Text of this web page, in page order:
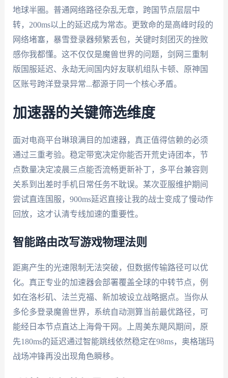
地球半圈。普通网络路径杂乱无章，跨国节点层层中
转，200ms以上的延迟成为常态。更致命的是高峰时段的
网络堵塞，暴雪登录器频繁丢包，关键时刻团灭的挫败
感你我都懂。这不仅仅是魔兽世界的问题，剑网三重制
版国服延迟、永劫无间国内好友联机组队卡顿、原神国
区账号跨洋登录异常...都源于同一个核心矛盾。
加速器的关键筛选维度
面对电商平台琳琅满目的加速器，真正值得信赖的必须
通过三重考验。稳定带宽决定你能否开荒史诗团本，节
点数量决定凌晨三点能否流畅更新补丁，多平台兼容则
关系到出差时手机日常任务不耽误。某次亚服维护期间
尝试直连国服，900ms延迟直接让我的战士变成了慢动作
回放，这才认清专线加速的重要性。
智能路由改写游戏物理法则
距离产生的光速限制无法突破，但数据传输路径可以优
化。真正专业的加速器会部署覆盖全球的中转节点，例
如在洛杉矶、法兰克福、新加坡设立战略据点。当你从
多伦多登录魔兽世界，系统自动测算当前最优路径，可
能经日本节点直达上海骨干网。上周美东飓风期间，原
先180ms的延迟通过智能跳线依然稳定在98ms，奥格瑞玛
战场冲锋再没出现角色瞬移。